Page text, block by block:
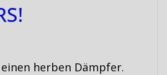
herben Dämpfer.